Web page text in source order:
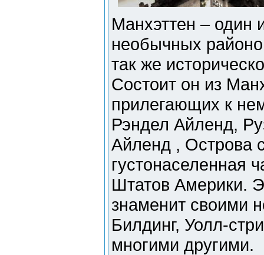
Манхэттен – один
необычных
так же
Состоит он из
прилегающих к
Рэндел Айленд,
Айленд , Острова
густонаселенная
Штатов Америки.
знаменит своими
Билдинг, Уолл-
многими другими.